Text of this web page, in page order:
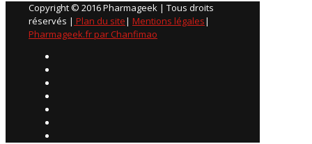
Copyright © 2016 Pharmageek | Tous droits
réservés | Plan du site| Mentions légales|
Pharmageek.fr par Chanfimao